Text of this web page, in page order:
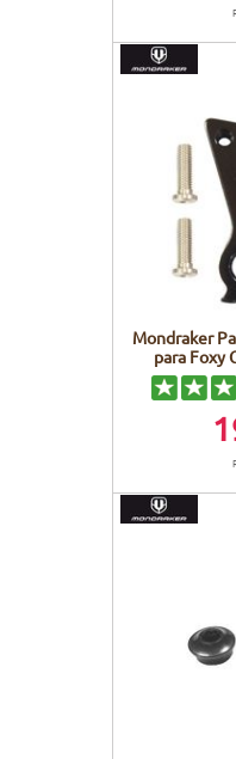
Mondraker
para Foxy